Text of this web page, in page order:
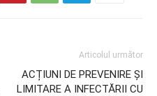
Articolul următor
ACȚIUNI DE PREVENIRE ȘI
LIMITARE A INFECTĂRII CU